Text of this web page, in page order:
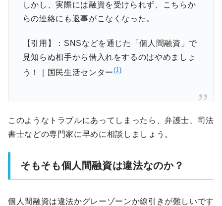
しかし、実際には融資を受けられず、こちらか
らの連絡にも返事がこなくなった。
【引用】：SNSなどを通じた「個人間融資」で
見知らぬ相手から借入れをするのはやめましょ
う！｜国民生活センター(1)
このようなトラブルにあってしまったら、弁護士、司法
書士などの専門家に早めに相談しましょう。
そもそも個人間融資は違法なのか？
個人間融資は違法かグレーゾーンか線引きが難しいです